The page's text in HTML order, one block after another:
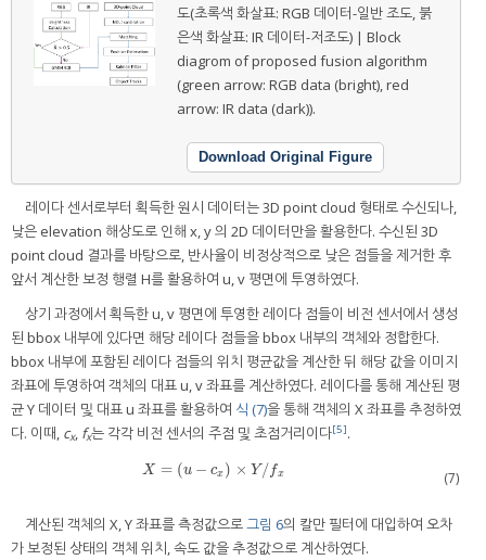
도(초록색 화살표: RGB 데이터-일반 조도, 붉
은색 화살표: IR 데이터-저조도) | Block
diagrom of proposed fusion algorithm
(green arrow: RGB data (bright), red
arrow: IR data (dark)).
Download Original Figure
레이다 센서로부터 획득한 원시 데이터는 3D point cloud 형태로 수신되나,
낮은 elevation 해상도로 인해 x, y 의 2D 데이터만을 활용한다. 수신된 3D
point cloud 결과를 바탕으로, 반사율이 비정상적으로 낮은 점들을 제거한 후
앞서 계산한 보정 행렬 H를 활용하여 u, v 평면에 투영하였다.
상기 과정에서 획득한 u, v 평면에 투영한 레이다 점들이 비전 센서에서 생성
된 bbox 내부에 있다면 해당 레이다 점들을 bbox 내부의 객체와 정합한다.
bbox 내부에 포함된 레이다 점들의 위치 평균값을 계산한 뒤 해당 값을 이미지
좌표에 투영하여 객체의 대표 u, v 좌표를 계산하였다. 레이다를 통해 계산된 평
균 Y 데이터 및 대표 u 좌표를 활용하여 식 (7)을 통해 객체의 X 좌표를 추정하였
다. 이때, cx, fx는 각각 비전 센서의 주점 및 초점거리이다[5].
X = (u − cx ) × Y /fx
X=u− cx×Y /fx (7)
계산된 객체의 X, Y 좌표를 측정값으로그림 6의 칼만 필터에 대입하여 오차
가 보정된 상태의 객체 위치, 속도 값을 추정값으로 계산하였다.